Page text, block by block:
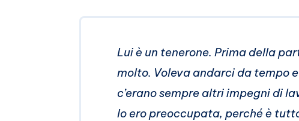
Lui è un tenerone. Prima della
molto. Voleva andarci da tempo
c’erano sempre altri impegni di
Io ero preoccupata, perché è